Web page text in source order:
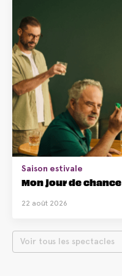
Saison estivale
Mon jour de chance
22 août 2026
Voir tous les spectacles